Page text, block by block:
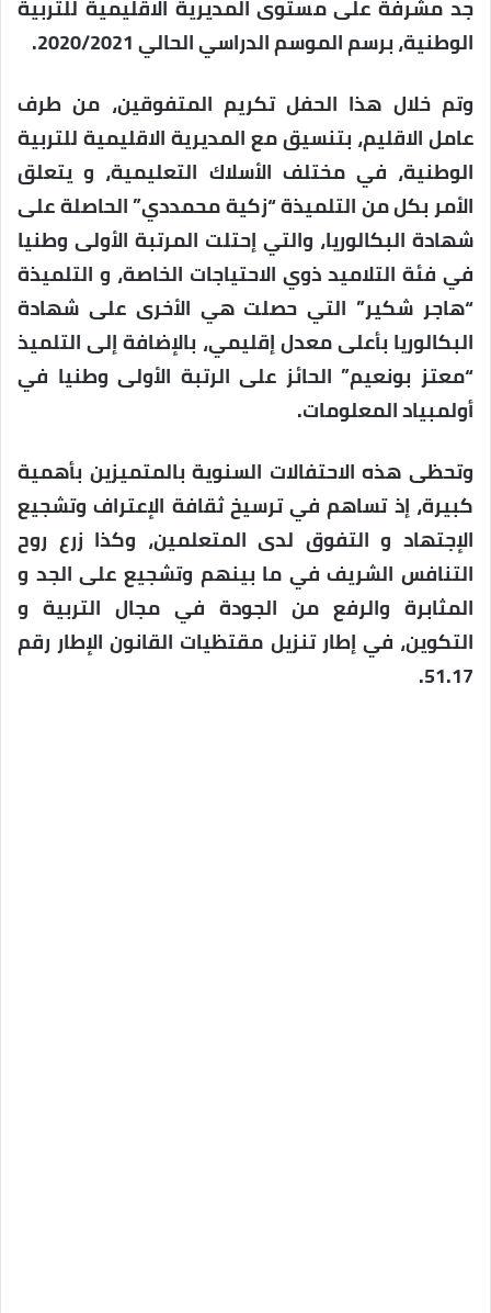
جد مشرفة على مستوى المديرية الاقليمية للتربية
الوطنية، برسم الموسم الدراسي الحالي 2020/2021.
وتم خلال هذا الحفل تكريم المتفوقين، من طرف
عامل الاقليم، بتنسيق مع المديرية الاقليمية للتربية
الوطنية، في مختلف الأسلاك التعليمية، و يتعلق
الأمر بكل من التلميذة “زكية محمددي” الحاصلة على
شهادة البكالوريا، والتي إحتلت المرتبة الأولى وطنيا
في فئة التلاميد ذوي الاحتياجات الخاصة، و التلميذة
“هاجر شكير” التي حصلت هي الأخرى على شهادة
البكالوريا بأعلى معدل إقليمي، بالإضافة إلى التلميذ
“معتز بونعيم” الحائز على الرتبة الأولى وطنيا في
أولمبياد المعلومات.
وتحظى هذه الاحتفالات السنوية بالمتميزين بأهمية
كبيرة، إذ تساهم في ترسيخ ثقافة الإعتراف وتشجيع
الإجتهاد و التفوق لدى المتعلمين، وكذا زرع روح
التنافس الشريف في ما بينهم وتشجيع على الجد و
المثابرة والرفع من الجودة في مجال التربية و
التكوين، في إطار تنزيل مقتظيات القانون الإطار رقم
51.17.